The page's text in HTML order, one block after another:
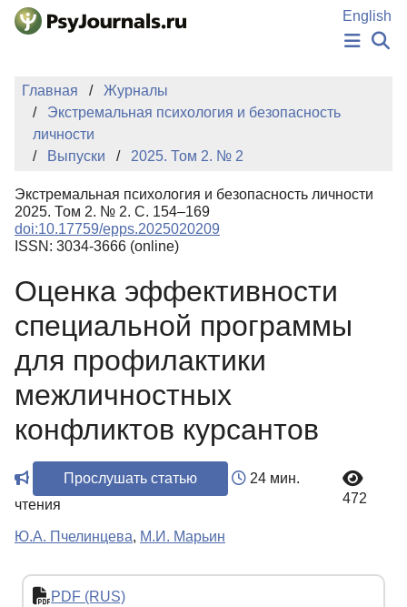
Перейти к основному содержанию
English
НОВОСТИ
БАЗА ЗНАНИЙ
КЛЮЧЕВЫЕ СЛОВА
Регистрация
Главная
Журналы
Экстремальная психология и безопасность
личности
Выпуски
2025. Том 2. № 2
Экстремальная психология и безопасность личности
2025. Том 2. № 2. С. 154–169
doi:10.17759/epps.2025020209
ISSN: 3034-3666 (online)
Оценка эффективности
специальной программы
для профилактики
межличностных
конфликтов курсантов
Прослушать статью
24 мин.
чтения
472
Ю.А. Пчелинцева, М.И. Марьин
PDF (RUS)